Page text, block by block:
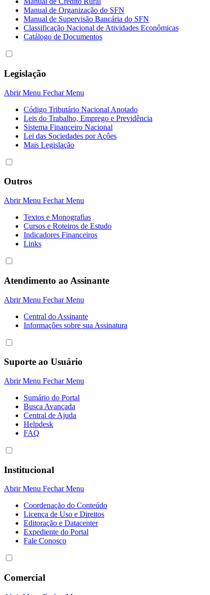
Manual de Organização do SFN
Manual de Supervisão Bancária do SFN
Classificação Nacional de Atividades Econômicas
Catálogo de Documentos
Legislação
Abrir Menu Fechar Menu
Código Tributário Nacional Anotado
Leis do Trabalho, Emprego e Previdência
Sistema Financeiro Nacional
Lei das Sociedades por Açôes
Mais Legislação
Outros
Abrir Menu Fechar Menu
Textos e Monografias
Cursos e Roteiros de Estudo
Indicadores Financeiros
Links
Atendimento ao Assinante
Abrir Menu Fechar Menu
Central do Assinante
Informaçôes sobre sua Assinatura
Suporte ao Usuário
Abrir Menu Fechar Menu
Sumário do Portal
Busca Avançada
Central de Ajuda
Helpdesk
FAQ
Institucional
Abrir Menu Fechar Menu
Coordenação do Conteúdo
Licença de Uso e Direitos
Editoração e Datacenter
Expediente do Portal
Fale Conosco
Comercial